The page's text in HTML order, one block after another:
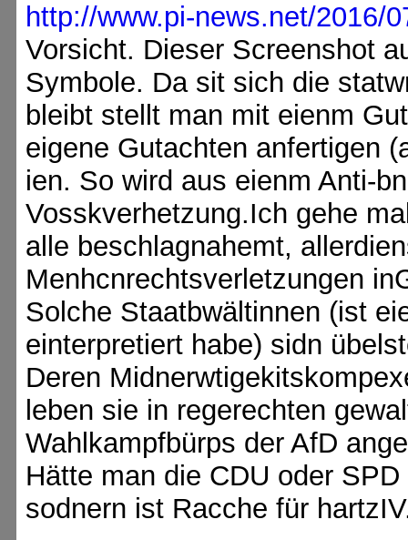
http://www.pi-news.net/2016/
Vorsicht. Dieser Screenshot
Symbole. Da sit sich die
bleibt stellt man mit eienm
eigene Gutachten anfertigen
ien. So wird aus eienm Anti-
Vosskverhetzung.Ich gehe
alle beschlagnahemt,
Menhcnrechtsverletzungen
Solche Staatbwältinnen (ist
einterpretiert habe) sidn
Deren
leben sie in regerechten
Wahlkampfbürps der AfD
Hätte man die CDU oder
sodnern ist Racche für